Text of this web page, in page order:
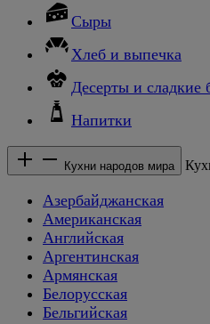
Сыры
Хлеб и выпечка
Десерты и сладкие
Напитки
Кухни народов мира
Азербайджанская
Американская
Английская
Аргентинская
Армянская
Белорусская
Бельгийская